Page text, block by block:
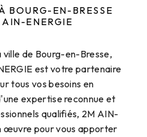
BOURG-EN-BRESSE
ENERGIE
de Bourg-en-Bresse,
est votre partenaire
tous vos besoins en
expertise reconnue et
qualifiés, 2M AIN-
œuvre pour vous apporter